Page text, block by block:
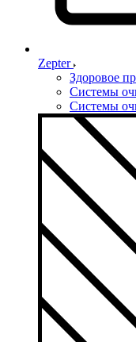
Zepter
Здоровое
Системы
Системы